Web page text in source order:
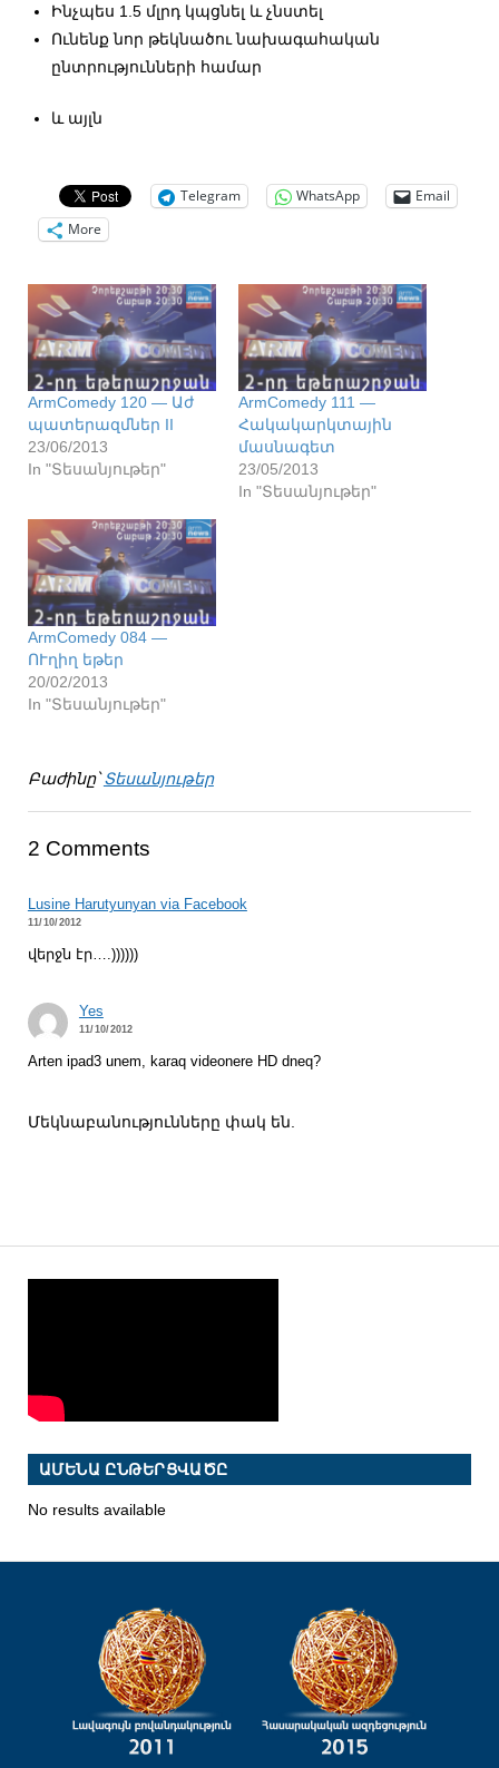
Ինչպես 1.5 մլրդ կպցնել և չնստել
Ունենք նոր թեկնածու նախագահական
ընտրությունների համար
և այլն
Telegram WhatsApp
Email
More
ArmComedy 120 — Աժ
պատերազմներ II
23/06/2013
In "Տեսանյութեր"
ArmComedy 111 —
Հակակարկտային
մասնագետ
23/05/2013
In "Տեսանյութեր"
ArmComedy 084 —
ՈՒղիղ եթեր
20/02/2013
In "Տեսանյութեր"
Բաժինը՝Տեսանյութեր
2 Comments
Lusine Harutyunyan via Facebook
11/10/2012
վերջն էր….))))))
Yes
11/10/2012
Arten ipad3 unem, karaq videonere HD dneq?
Մեկնաբանությունները փակ են.
ԱՄԵՆԱ ԸՆԹԵՐՑՎԱԾԸ
No results available